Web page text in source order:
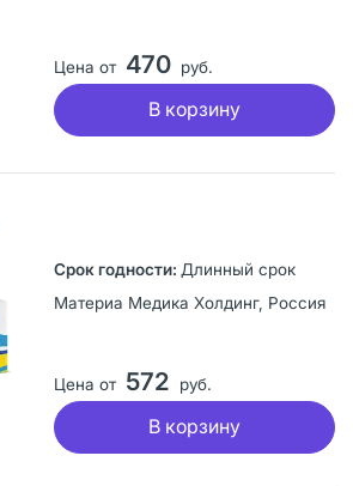
Цена от 470 руб.
В корзину
Длинный срок
Материа Медика Холдинг, Россия
Цена от 572 руб.
В корзину